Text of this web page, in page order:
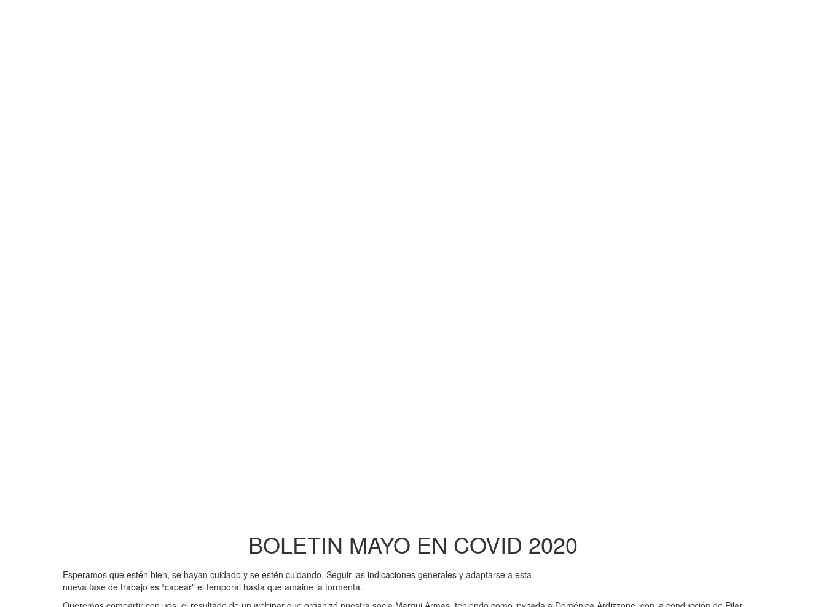
BOLETIN MAYO EN COVID 2020
Esperamos que estén bien, se hayan cuidado y se estén cuidando. Seguir las indicaciones generales y adaptarse a esta
nueva fase de trabajo es “capear” el temporal hasta que amaine la tormenta.